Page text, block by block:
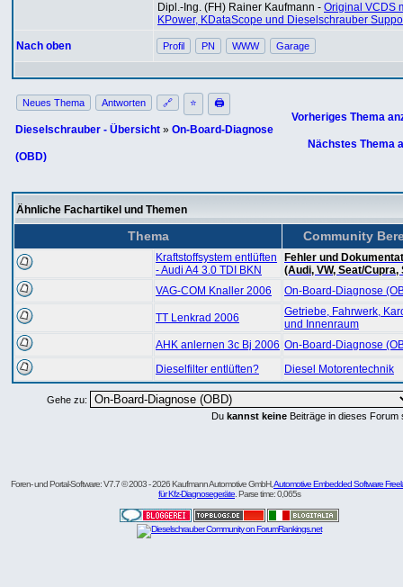
Dipl.-Ing. (FH) Rainer Kaufmann - Original VCDS
KPower, KDataScope und Dieselschrauber
Nach oben Profil PN WWW Garage
Neues Thema Antworten 🔗 ⭐ 🖨
Dieselschrauber - Übersicht » On-Board-Diagnose
(OBD)
Vorheriges Thema
Nächstes Thema
Ähnliche Fachartikel und Themen
Thema Community
Kraftstoffsystem entlüften
- Audi A4 3.0 TDI BKN
Fehler und
(Audi, VW, Seat/Cupra,
VAG-COM Knaller 2006
On-Board-Diagnose
TT Lenkrad 2006
Getriebe, Fahrwerk,
und Innenraum
AHK anlernen 3c Bj 2006 On-Board-Diagnose
Dieselfilter entlüften?
Diesel Motorentechnik
Gehe zu:
Du kannst keine Beiträge in dieses Forum
Foren- und Portal-Software: V7.7 © 2003 - 2026 Kaufmann Automotive GmbH,Automotive Embedded Software
für Kfz-Diagnosegeräte . Parse time: 0,065s